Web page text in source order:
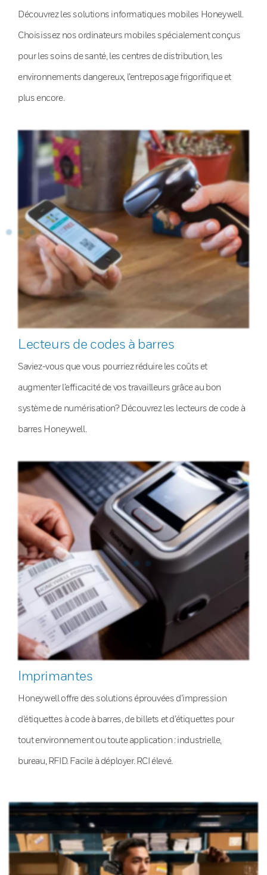
Découvrez les solutions informatiques mobiles Honeywell.
Choisissez nos ordinateurs mobiles spécialement conçus
pour les soins de santé, les centres de distribution, les
environnements dangereux, l’entreposage frigorifique et
plus encore.
Lecteurs de codes à barres
Saviez-vous que vous pourriez réduire les coûts et
augmenter l’efficacité de vos travailleurs grâce au bon
système de numérisation? Découvrez les lecteurs de code à
barres Honeywell.
Imprimantes
Honeywell offre des solutions éprouvées d’impression
d’étiquettes à code à barres, de billets et d’étiquettes pour
tout environnement ou toute application : industrielle,
bureau, RFID. Facile à déployer. RCI élevé.